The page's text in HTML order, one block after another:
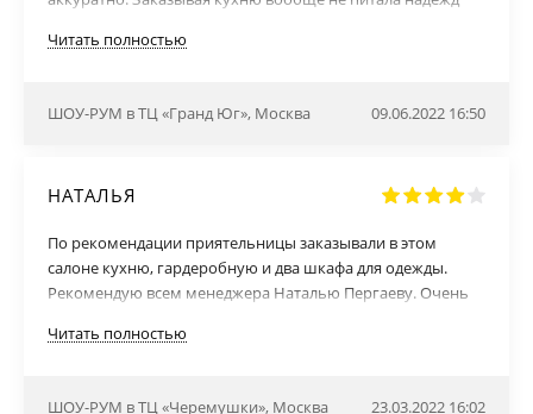
кухонь, всегда что то да не так), но тут просто даже не
Читать полностью
ШОУ-РУМ в ТЦ «Гранд Юг», Москва 09.06.2022 16:50
НАТАЛЬЯ
По рекомендации приятельницы заказывали в этом
салоне кухню, гардеробную и два шкафа для одежды.
Рекомендую всем менеджера Наталью Пергаеву. Очень
подсказок по комплектации кухни и шкафов. Все
Читать полностью
ШОУ-РУМ в ТЦ «Черемушки», Москва 23.03.2022 16:02